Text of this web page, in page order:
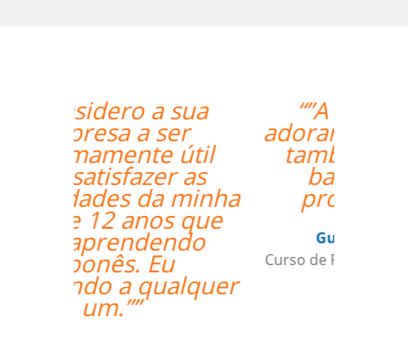
“”A aluna esta
adorando o curso e
também gostou
bastante da
professora.””
Gustavo Chelin
Curso de Português em Jundiaí